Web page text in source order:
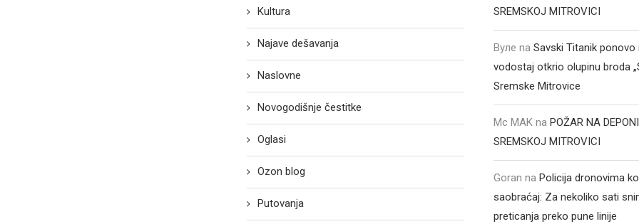
Kultura
Najave dešavanja
Naslovne
Novogodišnje čestitke
Oglasi
Ozon blog
Putovanja
SREMSKOJ MITROVICI
Вуле naSavski Titanik ponovo
vodostaj otkrio olupinu broda
Sremske Mitrovice
Mc MAK na POŽAR NA
SREMSKOJ MITROVICI
Goran na Policija dronovima
saobraćaj: Za nekoliko sati
preticanja preko pune linije